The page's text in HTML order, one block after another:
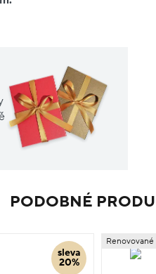
PODOBNÉ
sleva
20%
Renovované